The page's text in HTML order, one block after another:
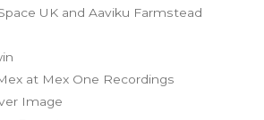
UK and Aaviku Farmstead
at Mex One Recordings
Image